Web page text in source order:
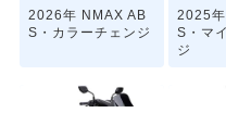
2026年 NMAX AB
S・カラーチェンジ
2025
S・マ
ジ